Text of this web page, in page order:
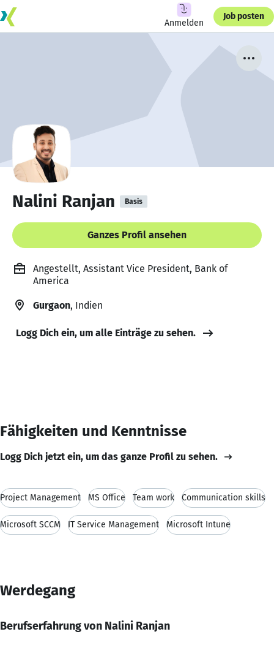
Anmelden
Job posten
Nalini Ranjan Basis
Ganzes Profil ansehen
Angestellt, Assistant Vice President, Bank of
America
Gurgaon, Indien
Logg Dich ein, um alle Einträge zu sehen.
Fähigkeiten und Kenntnisse
Logg Dich jetzt ein, um das ganze Profil zu sehen.
Project Management MS Office Team work Communication skills
Microsoft SCCM IT Service Management Microsoft Intune
Werdegang
Berufserfahrung von Nalini Ranjan